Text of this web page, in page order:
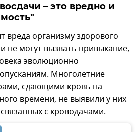
– это вредно и
вреда организму здорового
не могут вызвать привыкание,
эволюционно
Многолетние
сдающими кровь на
времени, не выявили у них
с кроводачами.